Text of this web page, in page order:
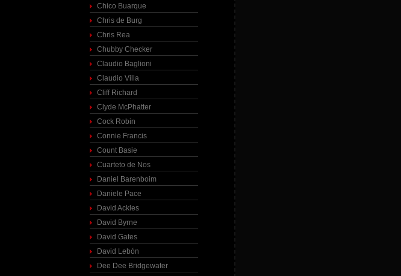
Chico Buarque
Chris de Burg
Chris Rea
Chubby Checker
Claudio Baglioni
Claudio Villa
Cliff Richard
Clyde McPhatter
Cock Robin
Connie Francis
Count Basie
Cuarteto de Nos
Daniel Barenboim
Daniele Pace
David Ackles
David Byrne
David Gates
David Lebón
Dee Dee Bridgewater